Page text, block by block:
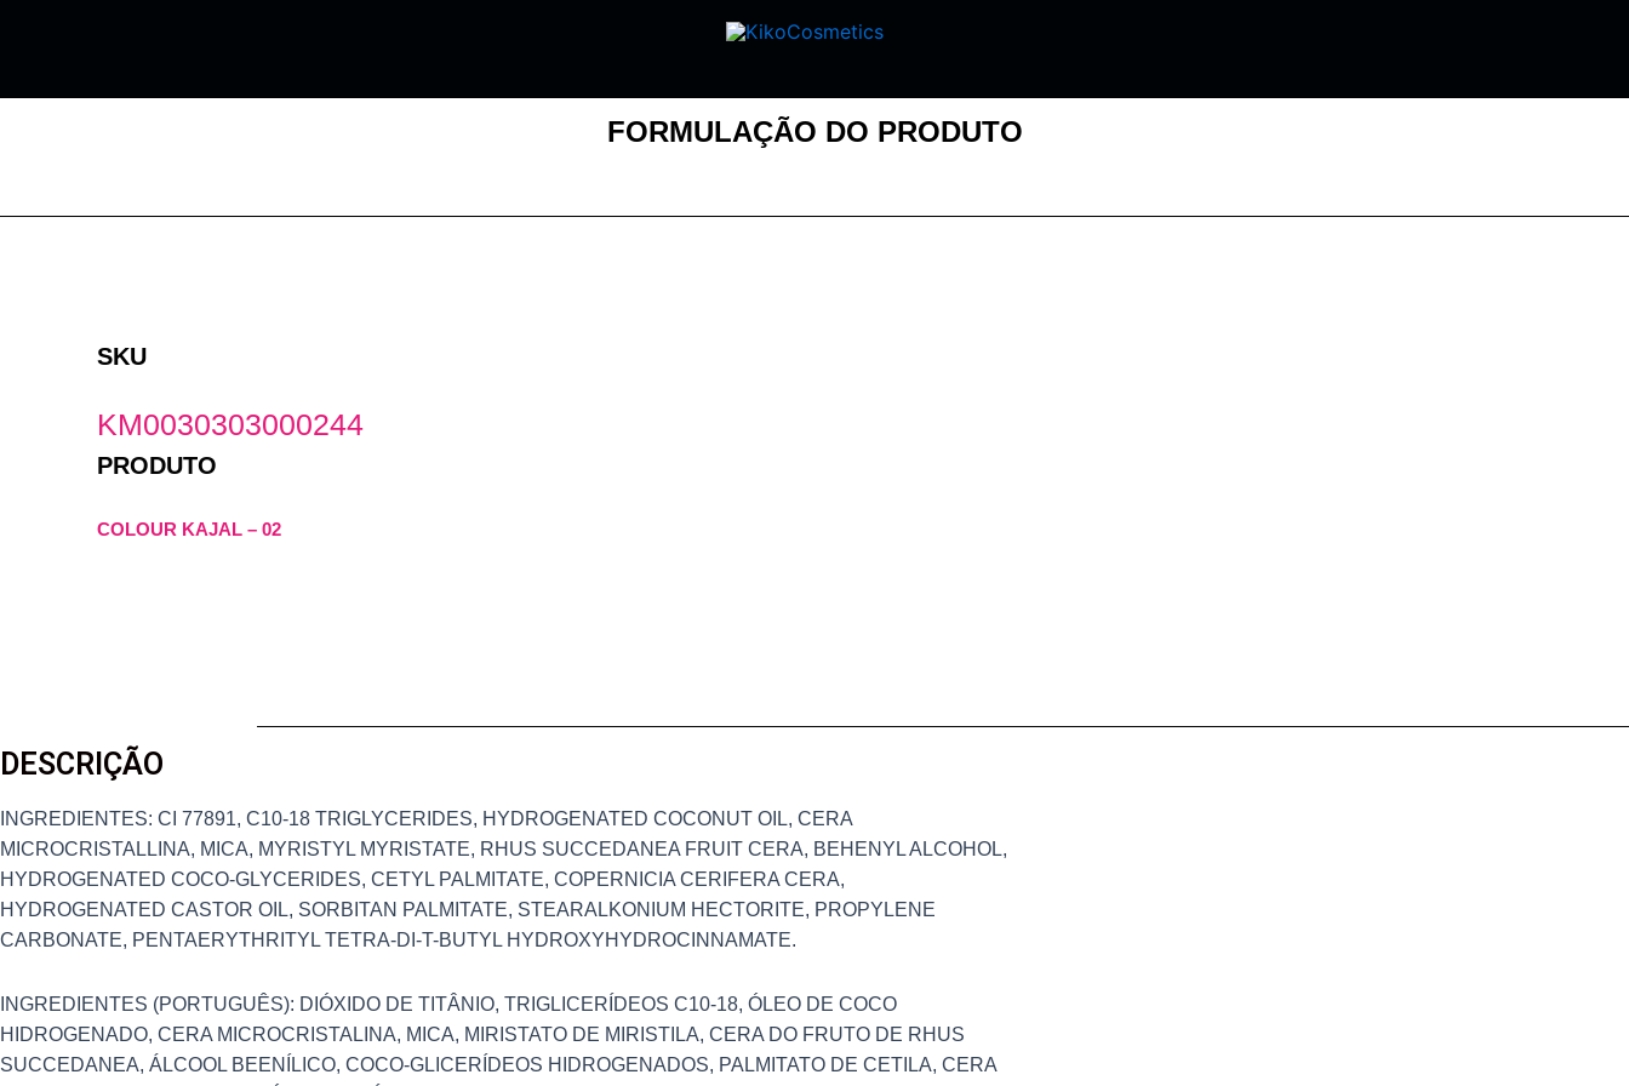
conteúdo
FORMULAÇÃO DO PRODUTO
SKU
KM0030303000244
PRODUTO
COLOUR KAJAL – 02
DESCRIÇÃO
INGREDIENTES: CI 77891, C10-18 TRIGLYCERIDES, HYDROGENATED COCONUT OIL, CERA
MICROCRISTALLINA, MICA, MYRISTYL MYRISTATE, RHUS SUCCEDANEA FRUIT CERA, BEHENYL ALCOHOL,
HYDROGENATED COCO-GLYCERIDES, CETYL PALMITATE, COPERNICIA CERIFERA CERA,
HYDROGENATED CASTOR OIL, SORBITAN PALMITATE, STEARALKONIUM HECTORITE, PROPYLENE
CARBONATE, PENTAERYTHRITYL TETRA-DI-T-BUTYL HYDROXYHYDROCINNAMATE.
INGREDIENTES (PORTUGUÊS): DIÓXIDO DE TITÂNIO, TRIGLICERÍDEOS C10-18, ÓLEO DE COCO
HIDROGENADO, CERA MICROCRISTALINA, MICA, MIRISTATO DE MIRISTILA, CERA DO FRUTO DE RHUS
SUCCEDANEA, ÁLCOOL BEENÍLICO, COCO-GLICERÍDEOS HIDROGENADOS, PALMITATO DE CETILA, CERA